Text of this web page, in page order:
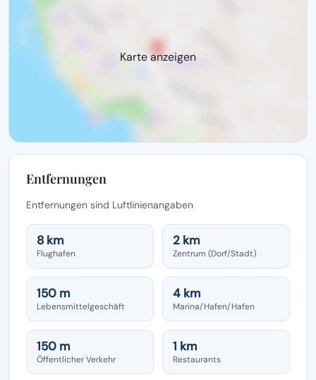
Karte anzeigen
Entfernungen
Entfernungen sind Luftlinienangaben
8 km
Flughafen
2 km
Zentrum (Dorf/Stadt)
150 m
Lebensmittelgeschäft
4 km
Marina/Hafen/Hafen
150 m
Öffentlicher Verkehr
1 km
Restaurants